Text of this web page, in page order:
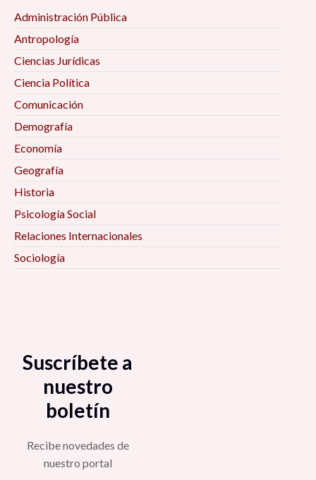
Administración Pública
Antropología
Ciencias Jurídicas
Ciencia Política
Comunicación
Demografía
Economía
Geografía
Historia
Psicología Social
Relaciones Internacionales
Sociología
Suscríbete a
nuestro
boletín
Recibe novedades de
nuestro portal